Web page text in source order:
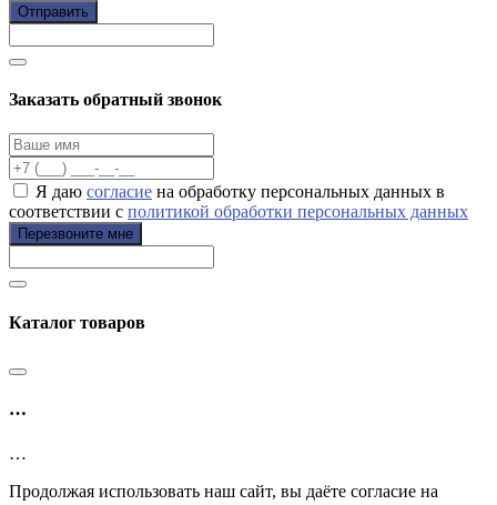
Отправить
Заказать обратный звонок
Я даю согласие на обработку персональных данных в
соответствии с политикой обработки персональных данных
Перезвоните мне
Каталог товаров
…
…
Продолжая использовать наш сайт, вы даёте согласие на